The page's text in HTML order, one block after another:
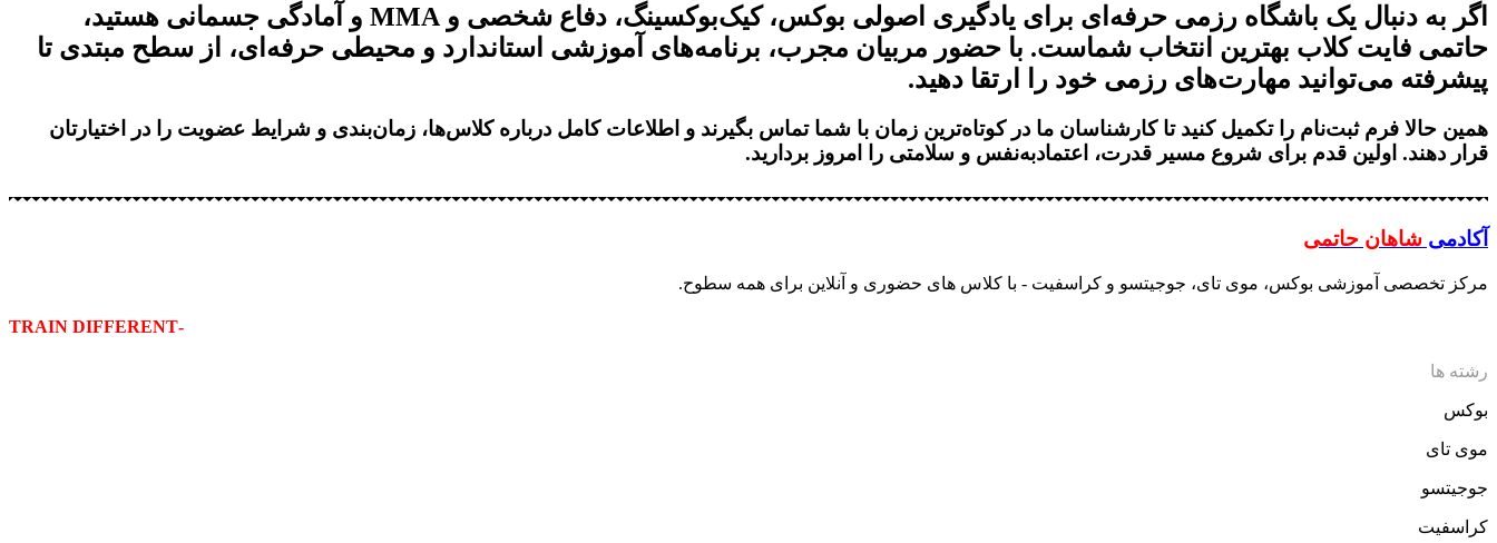
اگر به دنبال یک باشگاه رزمی حرفه‌ای برای یادگیری اصولی بوکس،کیک‌بوکسینگ، دفاع شخصی و MMA و آمادگی جسمانی هستید،
حاتمی فایت کلاب بهترین انتخاب شماست. با حضور مربیان مجرب، برنامه‌های آموزشی استاندارد و محیطی حرفه‌ای، از سطح مبتدی تا
پیشرفته می‌توانید مهارت‌های رزمی خود را ارتقا دهید.
همین حالا فرم ثبت‌نام را تکمیل کنید تا کارشناسان ما در کوتاه‌ترین زمان با شما تماس بگیرند و اطلاعات کامل درباره کلاس‌ها، زمان‌بندی و شرایط عضویت را در اختیارتان
قرار دهند. اولین قدم برای شروع مسیر قدرت، اعتمادبه‌نفس و سلامتی را امروز بردارید.
آکادمی شاهان حاتمی
مرکز تخصصی آموزشی بوکس، موی تای، جوجیتسو و کراسفیت - با کلاس های حضوری و آنلاین برای همه سطوح.
-TRAIN DIFFERENT
رشته ها
بوکس
موی تای
جوجیتسو
کراسفیت